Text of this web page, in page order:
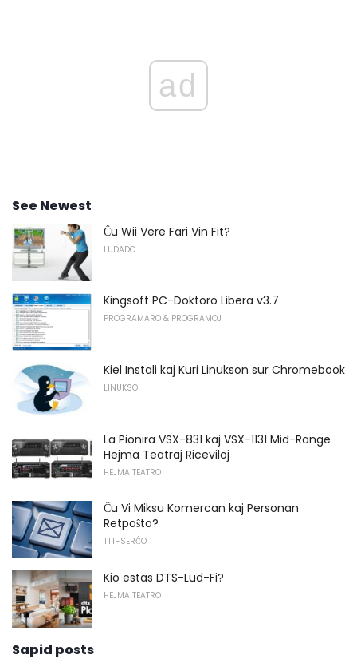
ad
See Newest
Ĉu Wii Vere Fari Vin Fit?
LUDADO
Kingsoft PC-Doktoro Libera v3.7
PROGRAMARO & PROGRAMOJ
Kiel Instali kaj Kuri Linukson sur Chromebook
LINUKSO
La Pionira VSX-831 kaj VSX-1131 Mid-Range
Hejma Teatraj Riceviloj
HEJMA TEATRO
Ĉu Vi Miksu Komercan kaj Personan
Retpoŝto?
TTT-SERĈO
Kio estas DTS-Lud-Fi?
HEJMA TEATRO
Sapid posts